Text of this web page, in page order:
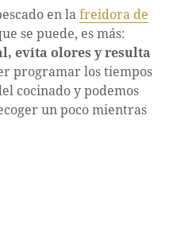
en la freidora de
se puede, es más:
evita olores y resulta
programar los tiempos
cocinado y podemos
un poco mientras